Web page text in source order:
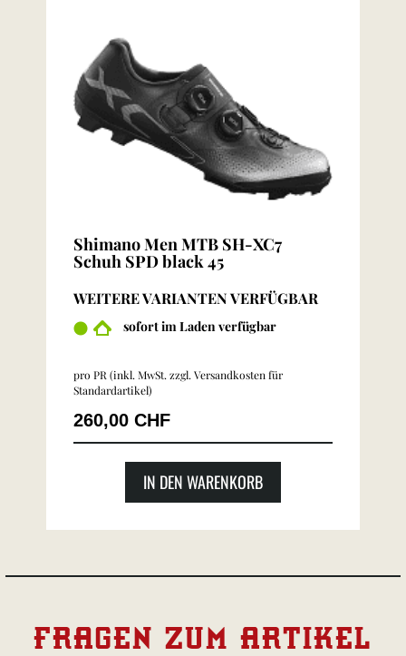
Shimano Men MTB SH-XC7
Schuh SPD black 45
WEITERE VARIANTEN VERFÜGBAR
sofort im Laden verfügbar
pro PR (inkl. MwSt. zzgl.Versandkosten für
Standardartikel)
260,00 CHF
IN DEN WARENKORB
FRAGEN ZUM ARTIKEL